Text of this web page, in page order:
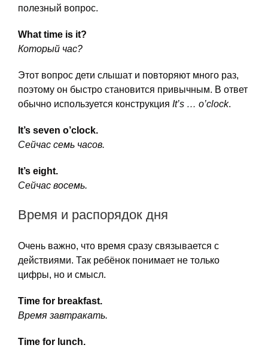
полезный вопрос.
What time is it?
Который час?
Этот вопрос дети слышат и повторяют много раз,
поэтому он быстро становится привычным. В ответ
обычно используется конструкция It’s … o’clock.
It’s seven o’clock.
Сейчас семь часов.
It’s eight.
Сейчас восемь.
Время и распорядок дня
Очень важно, что время сразу связывается с
действиями. Так ребёнок понимает не только
цифры, но и смысл.
Time for breakfast.
Время завтракать.
Time for lunch.